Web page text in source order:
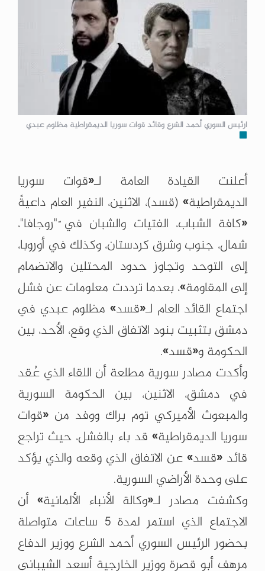
ارئيس السوري أحمد الشرع وقائد قوات سوريا الديمقراطية مظلوم عبدي
أعلنت القيادة العامة لـ«قوات سوريا
الديمقراطية» (قسد)، الاثنين، النفير العام داعيةً
«كافة الشباب، الفتيات والشبان في ّ"روجافا"،
شمال، جنوب وشرق كردستان، وكذلك في أوروبا،
إلى التوحد وتجاوز حدود المحتلين والانضمام
إلى المقاومة»، بعدما ترددت معلومات عن فشل
اجتماع القائد العام لـ«قسد» مظلوم عبدي في
دمشق بتثبيت بنود الاتفاق الذي وقع، الأحد، بين
الحكومة و«قسد».
وأكدت مصادر سورية مطلعة أن اللقاء الذي عُقد
في دمشق، الاثنين، بين الحكومة السورية
والمبعوث الأميركي توم براك ووفد من «قوات
سوريا الديمقراطية» قد باء بالفشل، حيث تراجع
قائد «قسد» عن الاتفاق الذي وقعه والذي يؤكد
على وحدة الأراضي السورية.
وكشفت مصادر لـ«وكالة الأنباء الألمانية» أن
الاجتماع الذي استمر لمدة 5 ساعات متواصلة
بحضور الرئيس السوري أحمد الشرع ووزير الدفاع
مرهف أبو قصرة ووزير الخارجية أسعد الشيباني